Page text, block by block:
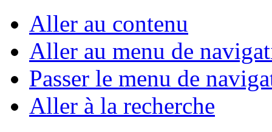
Aller au contenu
Aller au menu de
Passer le menu de
Aller à la recherche